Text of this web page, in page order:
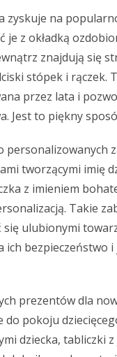
zyskuje na
je z okładką
znajdują się
stópek i
przez lata i
Jest to piękny
personalizowanych
tworzącymi imię
z imieniem
Takie
ulubionymi
bezpieczeństwo
prezentów dla
pokoju
dziecka, tabliczki